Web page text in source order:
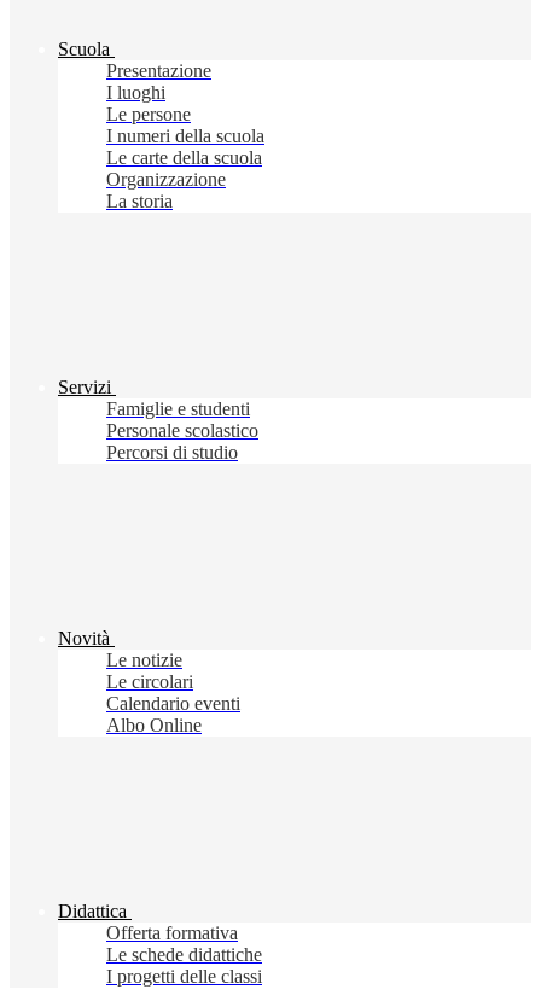
Scuola
Presentazione
I luoghi
Le persone
I numeri della scuola
Le carte della scuola
Organizzazione
La storia
Servizi
Famiglie e studenti
Personale scolastico
Percorsi di studio
Novità
Le notizie
Le circolari
Calendario eventi
Albo Online
Didattica
Offerta formativa
Le schede didattiche
I progetti delle classi